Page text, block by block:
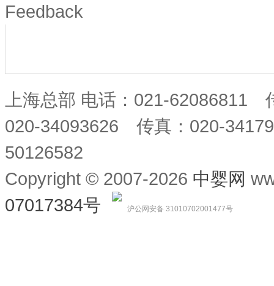
Feedback
上海总部 电话：021-
020-34093626 传真：020-
50126582
Copyright © 2007-2026 中婴网
07017384号
沪公网安备 31010702001477号